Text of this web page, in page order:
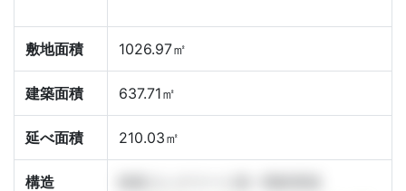
敷地面積 1026.97㎡
建築面積 637.71㎡
延べ面積 210.03㎡
構造